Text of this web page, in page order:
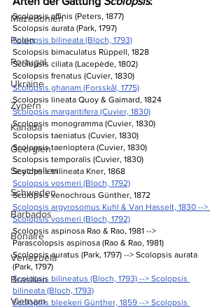
Mazedonien
Polen
Portugal
Ukraine
Zypern
Kanada
Georgien
Seychellen
Schweden
Barbados
Bonaire
Venezuela
Brasilien
Vietnam
Scolopsis affinis (Peters, 1877)
Scolopsis aurata (Park, 1797)
Scolopsis bilineata (Bloch, 1793)
Scolopsis bimaculatus Rüppell, 1828
Scolopsis ciliata (Lacepède, 1802)
Scolopsis frenatus (Cuvier, 1830)
Scolopsis ghanam (Forsskål, 1775)
Scolopsis lineata Quoy & Gaimard, 1824
Scolopsis margaritifera (Cuvier, 1830)
Scolopsis monogramma (Cuvier, 1830)
Scolopsis taeniatus (Cuvier, 1830)
Scolopsis taenioptera (Cuvier, 1830)
Scolopsis temporalis (Cuvier, 1830)
Scolopsis trilineata Kner, 1868
Scolopsis vosmeri (Bloch, 1792)
Scolopsis xenochrous Günther, 1872
Scolopsis argyrosomus Kuhl & Van Hasselt, 1830 -->
Scolopsis vosmeri (Bloch, 1792)
Scolopsis aspinosa Rao & Rao, 1981 -->
Parascolopsis aspinosa (Rao & Rao, 1981)
Scolopsis auratus (Park, 1797) --> Scolopsis aurata
(Park, 1797)
Scolopsis bilineatus (Bloch, 1793) --> Scolopsis
bilineata (Bloch, 1793)
Scolopsis bleekeri Günther, 1859 --> Scolopsis